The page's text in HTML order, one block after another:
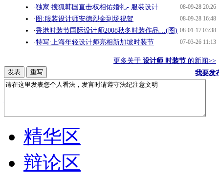
08-09-28 20:26
·独家:搜狐韩国直击权相佑婚礼- 服装设计...
08-09-28 16:48
·图:服装设计师安德烈金到场祝贺
08-01-17 03:38
·香港时装节国际设计师2008秋冬时装作品…(图)
07-03-26 11:13
·特写:上海年轻设计师亮相新加坡时装节
更多关于 设计师 时装节 的新闻>>
我要发
精华区
辩论区